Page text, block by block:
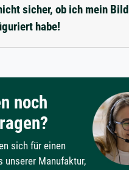
sicher, ob ich mein Bild
habe!
noch
sich für einen
unserer Manufaktur,